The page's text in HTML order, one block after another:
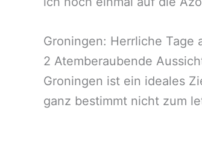
Groningen: Herrliche Tage
2 Atemberaubende
Groningen ist ein ideales
ganz bestimmt nicht zum